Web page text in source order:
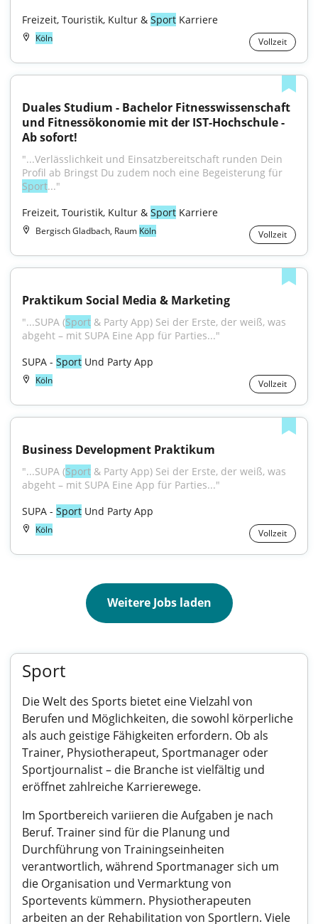
Freizeit, Touristik, Kultur & Sport Karriere
Köln Vollzeit
Duales Studium - Bachelor Fitnesswissenschaft
und Fitnessökonomie mit der IST-Hochschule -
Ab sofort!
"...Verlässlichkeit und Einsatzbereitschaft runden Dein
Sport..."
Freizeit, Touristik, Kultur & Sport Karriere
Bergisch Gladbach, Raum Köln Vollzeit
Praktikum Social Media & Marketing
"...SUPA (Sport & Party App) Sei der Erste, der weiß, was
abgeht – mit SUPA Eine App für Parties..."
SUPA - Sport Und Party App
Köln Vollzeit
Business Development Praktikum
"...SUPA (Sport & Party App) Sei der Erste, der weiß, was
abgeht – mit SUPA Eine App für Parties..."
SUPA - Sport Und Party App
Köln Vollzeit
Weitere Jobs laden
Sport
Die Welt des Sports bietet eine Vielzahl von
Berufen und Möglichkeiten, die sowohl körperliche
als auch geistige Fähigkeiten erfordern. Ob als
Trainer, Physiotherapeut, Sportmanager oder
Sportjournalist – die Branche ist vielfältig und
eröffnet zahlreiche Karrierewege.
Im Sportbereich variieren die Aufgaben je nach
Beruf. Trainer sind für die Planung und
Durchführung von Trainingseinheiten
verantwortlich, während Sportmanager sich um
die Organisation und Vermarktung von
Sportevents kümmern. Physiotherapeuten
arbeiten an der Rehabilitation von Sportlern. Viele